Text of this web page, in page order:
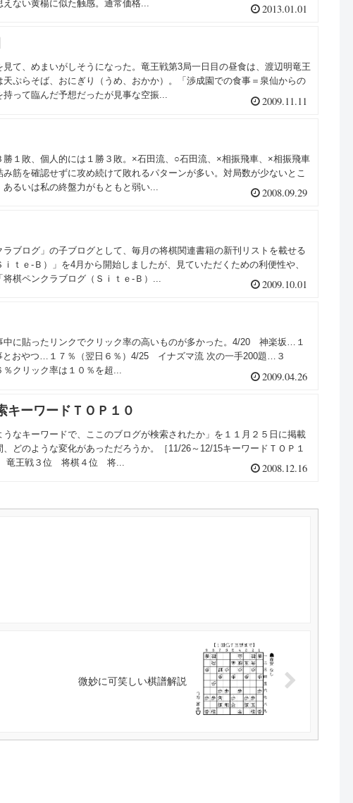
ない黄楊に似た触感。通常価格...
2013.01.01
て、めまいがしそうになった。竜王戦第3局一日目の昼食は、渡辺明竜王
ぷらそば、おにぎり（うめ、おかか）。「渉成園での食事＝泉仙からの
って臨んだ予想だったが見事な空振...
2009.11.11
勝１敗、個人的には１勝３敗。×石田流、○石田流、×相振飛車、×相振飛車
筋を確認せずに攻め続けて敗れるパターンが多い。対局数が少ないとこ
るいは私の終盤力がもともと弱い...
2008.09.29
ラブログ」の子ブログとして、毎月の将棋関連書籍の新刊リストを載せる
ｉｔｅ-Ｂ）」を4月から開始しましたが、見ていただくための利便性や、
棋ペンクラブログ（Ｓｉｔｅ-Ｂ）...
2009.10.01
中に貼ったリンクでクリック率の高いものが多かった。4/20 神楽坂…１
おやつ…１７％（翌日６％）4/25 イナズマ流 次の一手200題…３
ック率は１０％を超...
2009.04.26
キーワードＴＯＰ１０
うなキーワードで、ここのブログが検索されたか」を１１月２５日に掲載
どのような変化があっただろうか。［11/26～12/15キーワードＴＯＰ１
竜王戦３位 将棋４位 将...
2008.12.16
微妙に可笑しい棋譜解説